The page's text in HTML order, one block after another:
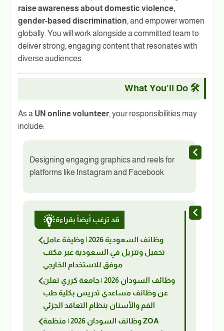
raise awareness about domestic violence,
gender-based discrimination, and empower women
globally. You will work alongside a committed team to
deliver strong, engaging content that resonates with
diverse audiences.
🛠️ What You'll Do
As a UN online volunteer, your responsibilities may
include:
Designing engaging graphics and reels for
platforms like Instagram and Facebook
قد ترغب أيضاً بقراءة
وظائف السعودية 2026 | وظيفة عامل
تحميل وتنزيل في السعودية عبر مكتب
موفق للاستخدام الخارجي
وظائف السودان 2026 | جامعة كرري تعلن
عن وظائف مساعدي تدريس بكلية طب
الفم والأسنان بنظام التعاقد الجزئي
وظائف السودان 2026 | منظمة ZOA